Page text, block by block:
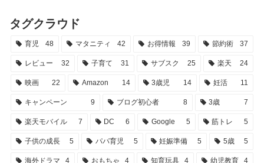
タグクラウド
育児 48 マタニティ 42 お得情報 39 節約術 37
レビュー 32 子育て 31 サブスク 25 楽天 24
映画 22 Amazon 14 3歳児 14 妊活 11
キャンペーン 9 ブログ初心者 8 3歳 7
楽天モバイル 7 DC 6 Google 5 筋トレ 5
子供の成長 5 パパ育児 5 妊娠準備 5 5歳 5
海外ドラマ 4 おもちゃ 4 知育玩具 4 幼児教育 4